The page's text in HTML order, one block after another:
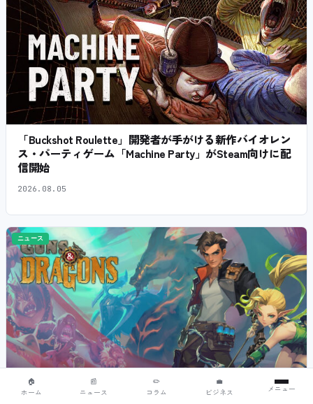
「Buckshot Roulette」開発者が手がける新作バイオレン
ス・パーティゲーム「Machine Party」がSteam向けに配
信開始
2026.08.05
ニュース
🏠
ホーム
📰
ニュース
✏️
コラム
💼
ビジネス
メニュー